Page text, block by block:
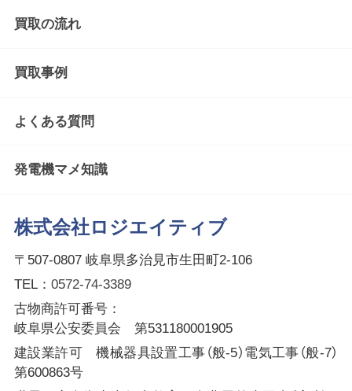
株式会社ロジエイティブ
〒507-0807 岐阜県多治見市生田町2-106
TEL： 0572-74-3389
古物商許可番号：
岐阜県公安委員会 第531180001905
建設業許可 機械器具設置工事（般-5）電気工事（般-7）
第600863号
買取の流れ
買取事例
よくある質問
発電機マメ知識